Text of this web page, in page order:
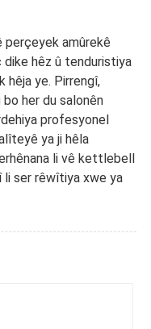
amûrekê
dike hêz û tenduristiya
hêja ye. Pirrengî,
bo her du salonên
profesyonel
ya ji hêla
li vê kettlebell
li ser rêwîtiya xwe ya